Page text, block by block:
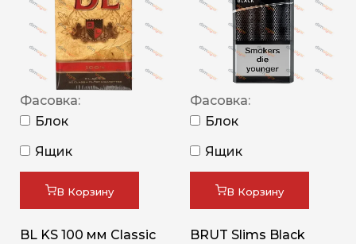
Фасовка:
Блок
Ящик
В Корзину
BL KS 100 мм Classic
Фасовка:
Блок
Ящик
В Корзину
BRUT Slims Black